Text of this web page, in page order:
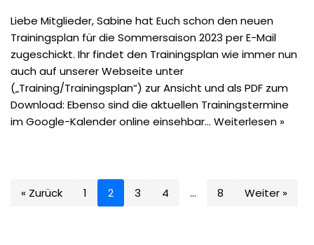
Liebe Mitglieder, Sabine hat Euch schon den neuen
Trainingsplan für die Sommersaison 2023 per E-Mail
zugeschickt. Ihr findet den Trainingsplan wie immer nun
auch auf unserer Webseite unter
(„Training/Trainingsplan“) zur Ansicht und als PDF zum
Download: Ebenso sind die aktuellen Trainingstermine
im Google-Kalender online einsehbar… Weiterlesen »
« Zurück 1 2 3 4 … 8 Weiter »